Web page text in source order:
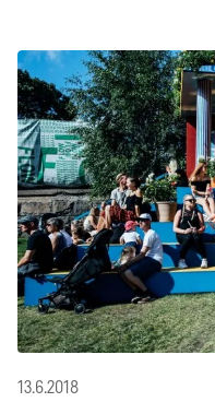
13.6.2018